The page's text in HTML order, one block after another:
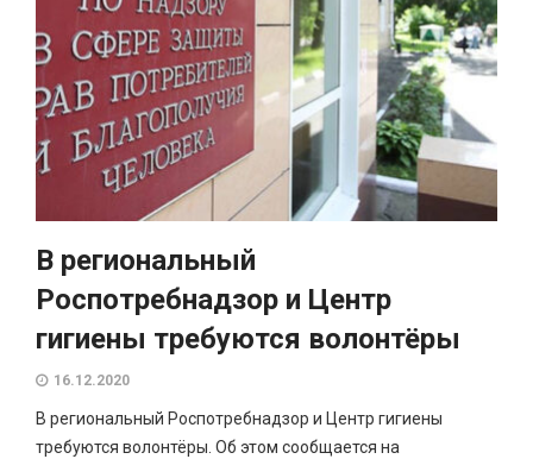
В региональный
Роспотребнадзор и Центр
гигиены требуются волонтёры
16.12.2020
В региональный Роспотребнадзор и Центр гигиены
требуются волонтёры. Об этом сообщается на